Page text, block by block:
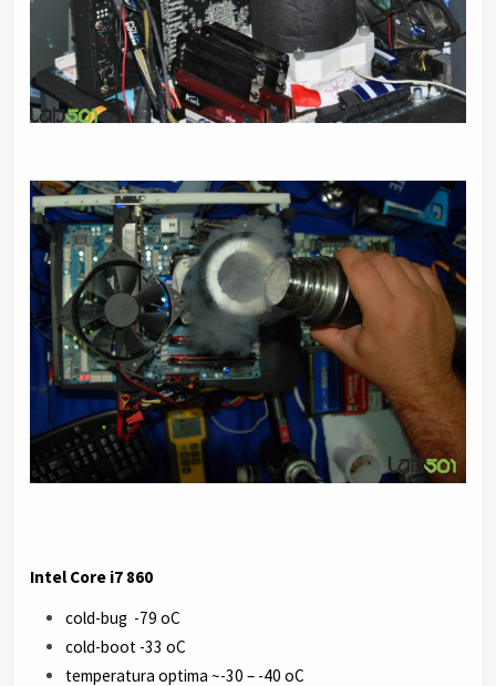
Intel Core i7 860
cold-bug -79 oC
cold-boot -33 oC
temperatura optima ~-30 – -40 oC